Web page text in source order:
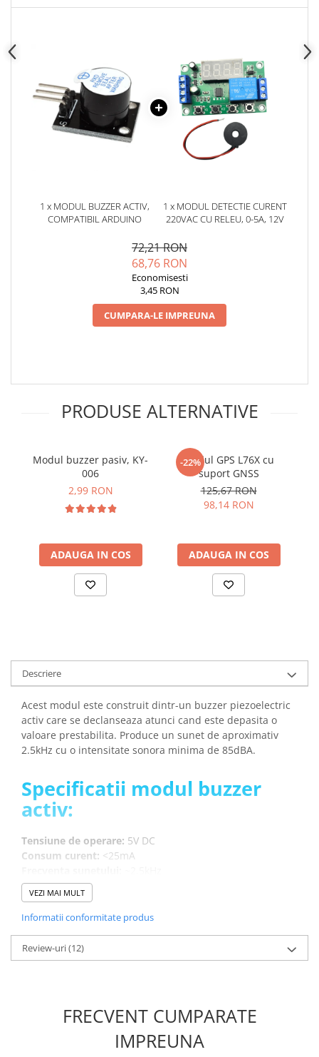
1 x MODUL BUZZER ACTIV,
COMPATIBIL ARDUINO
1 x MODUL DETECTIE CURENT
220VAC CU RELEU, 0-5A, 12V
72,21 RON
68,76 RON
Economisesti
3,45 RON
CUMPARA-LE IMPREUNA
PRODUSE ALTERNATIVE
Modul buzzer pasiv, KY-
006
2,99 RON
ADAUGA IN COS
-22%
Modul GPS L76X cu
suport GNSS
125,67 RON
98,14 RON
ADAUGA IN COS
Descriere
Acest modul este construit dintr-un buzzer piezoelectric
activ care se declanseaza atunci cand este depasita o
valoare prestabilita. Produce un sunet de aproximativ
2.5kHz cu o intensitate sonora minima de 85dBA.
Specificatii modul buzzer
activ:
Tensiune de operare: 5V DC
Consum curent: <25mA
Intensitate sonora (minim):
Temperatura de lucru:
Dimensiuni:77 x 42 x 13 mm
INFORMARE:Acest modul este furnizat cu un set de pini
Schema de conectare modul buzzer
activ, compatibil Arduino:
VEZI MAI MULT
Informatii conformitate produs
Review-uri(12)
FRECVENT CUMPARATE
IMPREUNA